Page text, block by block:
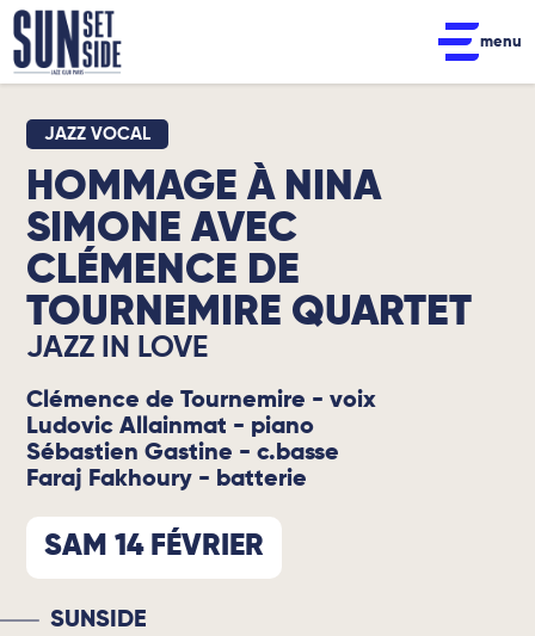
menu
JAZZ VOCAL
HOMMAGE À NINA
SIMONE AVEC
CLÉMENCE DE
TOURNEMIRE QUARTET
JAZZ IN LOVE
Clémence de Tournemire - voix
Ludovic Allainmat - piano
Sébastien Gastine - c.basse
Faraj Fakhoury - batterie
SAM 14 FÉVRIER
SUNSIDE